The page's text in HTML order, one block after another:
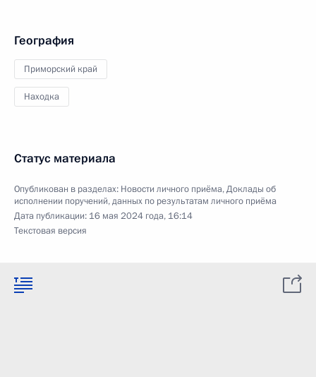
География
Приморский край
Находка
Статус материала
Опубликован в разделах: Новости личного приёма,Доклады об
исполнении поручений, данных по результатам личного приёма
Дата публикации: 16 мая 2024 года, 16:14
Текстовая версия